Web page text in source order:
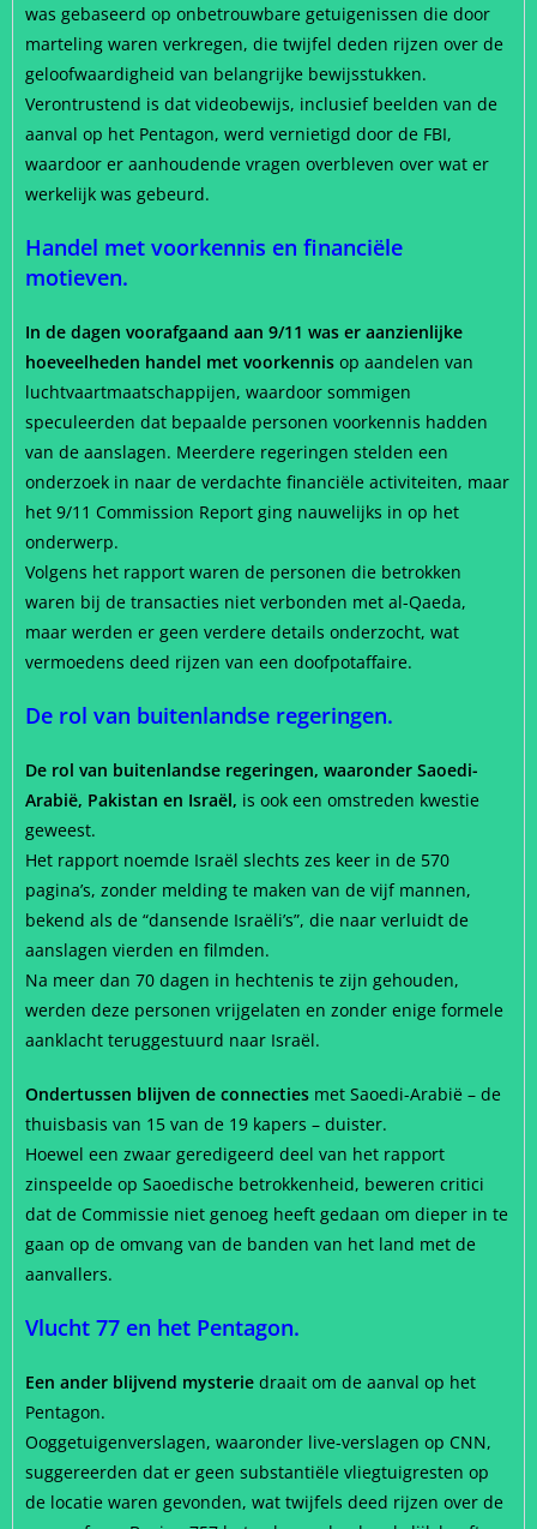
was gebaseerd op onbetrouwbare getuigenissen die door
marteling waren verkregen, die twijfel deden rijzen over de
geloofwaardigheid van belangrijke bewijsstukken.
Verontrustend is dat videobewijs, inclusief beelden van de
aanval op het Pentagon, werd vernietigd door de FBI,
waardoor er aanhoudende vragen overbleven over wat er
werkelijk was gebeurd.
Handel met voorkennis en financiële
motieven.
In de dagen voorafgaand aan 9/11 was er aanzienlijke
hoeveelheden handel met voorkennis op aandelen van
luchtvaartmaatschappijen, waardoor sommigen
speculeerden dat bepaalde personen voorkennis hadden
van de aanslagen. Meerdere regeringen stelden een
onderzoek in naar de verdachte financiële activiteiten, maar
het 9/11 Commission Report ging nauwelijks in op het
onderwerp.
Volgens het rapport waren de personen die betrokken
waren bij de transacties niet verbonden met al-Qaeda,
maar werden er geen verdere details onderzocht, wat
vermoedens deed rijzen van een doofpotaffaire.
De rol van buitenlandse regeringen.
De rol van buitenlandse regeringen, waaronder Saoedi-
Arabië, Pakistan en Israël, is ook een omstreden kwestie
geweest.
Het rapport noemde Israël slechts zes keer in de 570
pagina’s, zonder melding te maken van de vijf mannen,
bekend als de “dansende Israëli’s”, die naar verluidt de
aanslagen vierden en filmden.
Na meer dan 70 dagen in hechtenis te zijn gehouden,
werden deze personen vrijgelaten en zonder enige formele
aanklacht teruggestuurd naar Israël.
Ondertussen blijven de connecties met Saoedi-Arabië – de
thuisbasis van 15 van de 19 kapers – duister.
Hoewel een zwaar geredigeerd deel van het rapport
zinspeelde op Saoedische betrokkenheid, beweren critici
dat de Commissie niet genoeg heeft gedaan om dieper in te
gaan op de omvang van de banden van het land met de
aanvallers.
Vlucht 77 en het Pentagon.
Een ander blijvend mysterie draait om de aanval op het
Pentagon.
Ooggetuigenverslagen, waaronder live-verslagen op CNN,
suggereerden dat er geen substantiële vliegtuigresten op
de locatie waren gevonden, wat twijfels deed rijzen over de